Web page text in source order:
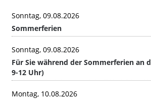
Sonntag, 09.08.2026
Sommerferien
Sonntag, 09.08.2026
Für Sie während der Sommerferien an
9-12 Uhr)
Montag, 10.08.2026